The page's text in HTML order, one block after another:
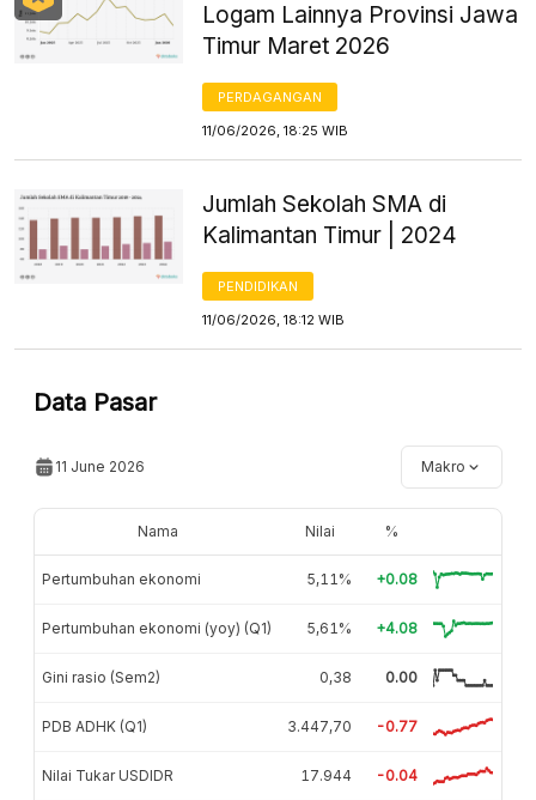
Logam Lainnya Provinsi Jawa
Timur Maret 2026
PERDAGANGAN
11/06/2026, 18:25 WIB
Jumlah Sekolah SMA di
Kalimantan Timur | 2024
PENDIDIKAN
11/06/2026, 18:12 WIB
Data Pasar
11 June 2026 Makro
Nama Nilai %
Pertumbuhan ekonomi 5,11% +0.08
Pertumbuhan ekonomi (yoy) (Q1) 5,61% +4.08
Gini rasio (Sem2) 0,38 0.00
PDB ADHK (Q1) 3.447,70 -0.77
Nilai Tukar USDIDR 17.944 -0.04